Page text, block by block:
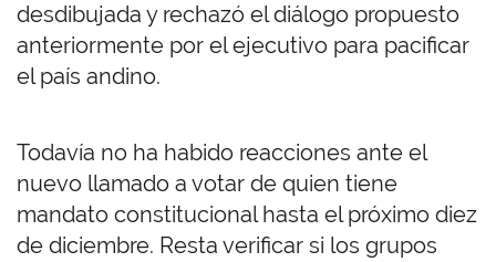
desdibujada y rechazó el diálogo propuesto
anteriormente por el ejecutivo para pacificar
el país andino.
Todavía no ha habido reacciones ante el
nuevo llamado a votar de quien tiene
mandato constitucional hasta el próximo diez
de diciembre. Resta verificar si los grupos